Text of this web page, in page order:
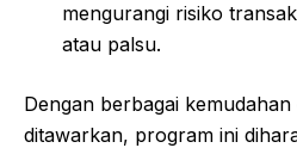
mengurangi risiko
atau palsu.
Dengan berbagai
ditawarkan, program ini